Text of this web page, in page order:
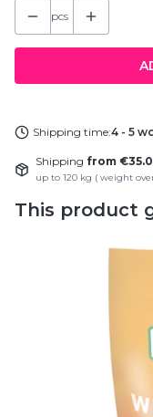
pcs
Shipping time:4 - 5
Shipping from
up to 120 kg ( weight
This product